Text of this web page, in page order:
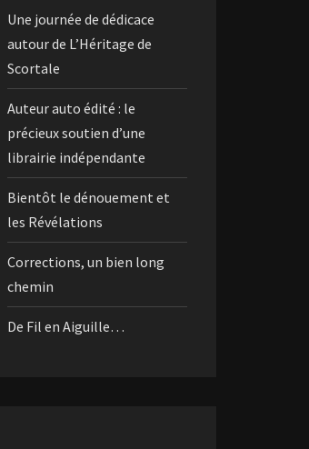
Une journée de dédicace
autour de L’Héritage de
Scortale
Auteur auto édité : le
précieux soutien d’une
librairie indépendante
Bientôt le dénouement et
les Révélations
Corrections, un bien long
chemin
De Fil en Aiguille…